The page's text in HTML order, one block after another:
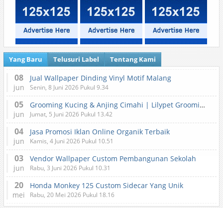
Yang Baru Telusuri Label Tentang Kami
08
jun
Jual Wallpaper Dinding Vinyl Motif Malang
Senin, 8 Juni 2026 Pukul 9.34
05
jun
Grooming Kucing & Anjing Cimahi | Lilypet Grooming & Pet Hotel
Jumat, 5 Juni 2026 Pukul 13.42
04
jun
Jasa Promosi Iklan Online Organik Terbaik
Kamis, 4 Juni 2026 Pukul 10.51
03
jun
Vendor Wallpaper Custom Pembangunan Sekolah
Rabu, 3 Juni 2026 Pukul 10.31
20
mei
Honda Monkey 125 Custom Sidecar Yang Unik
Rabu, 20 Mei 2026 Pukul 18.16